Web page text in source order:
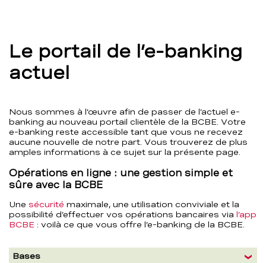
Le portail de l’e-banking
actuel
Nous sommes à l’œuvre afin de passer de l’actuel e-
banking au nouveau portail clientèle de la BCBE. Votre
e-banking reste accessible tant que vous ne recevez
aucune nouvelle de notre part. Vous trouverez de plus
amples informations à ce sujet sur la présente page.
Opérations en ligne : une gestion simple et
sûre avec la BCBE
Une sécurité maximale, une utilisation conviviale et la
possibilité d’effectuer vos opérations bancaires via l’app
BCBE : voilà ce que vous offre l’e-banking de la BCBE.
Informations
Bases